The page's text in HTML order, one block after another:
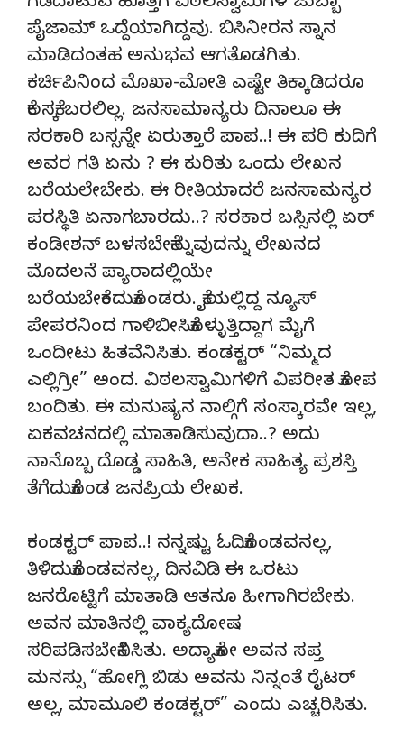
ಪೈಜಾಮ್ ಒದ್ದೆಯಾಗಿದ್ದವು. ಬಿಸಿನೀರನ ಸ್ನಾನ
ಮಾಡಿದಂತಹ ಅನುಭವ ಆಗತೊಡಗಿತು.
ಕರ್ಚಿಪಿನಿಂದ ಮೊಖಾ-ಮೋತಿ ಎಷ್ಟೇ ತಿಕ್ಕಾಡಿದರೂ
ಕೆಲಸಕ್ಕೆ ಬರಲಿಲ್ಲ. ಜನಸಾಮಾನ್ಯರು ದಿನಾಲೂ ಈ
ಸರಕಾರಿ ಬಸ್ಸನ್ನೇ ಏರುತ್ತಾರೆ ಪಾಪ..! ಈ ಪರಿ ಕುದಿಗೆ
ಅವರ ಗತಿ ಏನು ? ಈ ಕುರಿತು ಒಂದು ಲೇಖನ
ಬರೆಯಲೇಬೇಕು. ಈ ರೀತಿಯಾದರೆ ಜನಸಾಮನ್ಯರ
ಪರಸ್ಥಿತಿ ಏನಾಗಬಾರದು..? ಸರಕಾರ ಬಸ್ಸಿನಲ್ಲಿ ಏರ್
ಕಂಡೀಶನ್ ಬಳಸಬೇಕೆನ್ನುವುದನ್ನು ಲೇಖನದ
ಮೊದಲನೆ ಪ್ಯಾರಾದಲ್ಲಿಯೇ
ಬರೆಯಬೇಕೆಂದುಕೊಂಡರು. ಕೈಯಲ್ಲಿದ್ದ ನ್ಯೂಸ್
ಪೇಪರನಿಂದ ಗಾಳಿಬೀಸಿಕೊಳ್ಳುತ್ತಿದ್ದಾಗ ಮೈಗೆ
ಒಂದೀಟು ಹಿತವೆನಿಸಿತು. ಕಂಡಕ್ಟರ್ “ನಿಮ್ಮದ
ಎಲ್ಲಿಗ್ರೀ” ಅಂದ. ವಿಠಲಸ್ವಾಮಿಗಳಿಗೆ ವಿಪರೀತ ಕೋಪ
ಬಂದಿತು. ಈ ಮನುಷ್ಯನ ನಾಲ್ಗಿಗೆ ಸಂಸ್ಕಾರವೇ ಇಲ್ಲ,
ಏಕವಚನದಲ್ಲಿ ಮಾತಾಡಿಸುವುದಾ..? ಅದು
ನಾನೊಬ್ಬ ದೊಡ್ಡ ಸಾಹಿತಿ, ಅನೇಕ ಸಾಹಿತ್ಯ ಪ್ರಶಸ್ತಿ
ತೆಗೆದುಕೊಂಡ ಜನಪ್ರಿಯ ಲೇಖಕ.
ಕಂಡಕ್ಟರ್ ಪಾಪ..! ನನ್ನಷ್ಟು ಓದಿಕೊಂಡವನಲ್ಲ,
ತಿಳಿದುಕೊಂಡವನಲ್ಲ, ದಿನವಿಡಿ ಈ ಒರಟು
ಜನರೊಟ್ಟಿಗೆ ಮಾತಾಡಿ ಆತನೂ ಹೀಗಾಗಿರಬೇಕು.
ಅವನ ಮಾತಿನಲ್ಲಿ ವಾಕ್ಯದೋಷ
ಸರಿಪಡಿಸಬೇಕೆನಿಸಿತು. ಅದ್ಯಾಕೋ ಅವನ ಸಪ್ತ
ಮನಸ್ಸು “ಹೋಗ್ಲಿ ಬಿಡು ಅವನು ನಿನ್ನಂತೆ ರೈಟರ್
ಅಲ್ಲ, ಮಾಮೂಲಿ ಕಂಡಕ್ಟರ್” ಎಂದು ಎಚ್ಚರಿಸಿತು.